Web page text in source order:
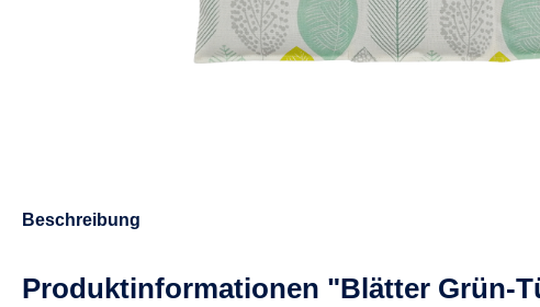
Beschreibung
Produktinformationen "Blätter Grün-